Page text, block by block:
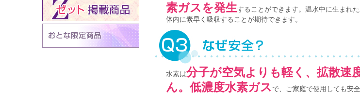
素ガスを発生することができます。温水中に生まれ
体内に素早く吸収することが期待できます。
水素は分子が空気よりも軽く、拡散速
ん。低濃度水素ガス で、ご家庭で使用しても安全